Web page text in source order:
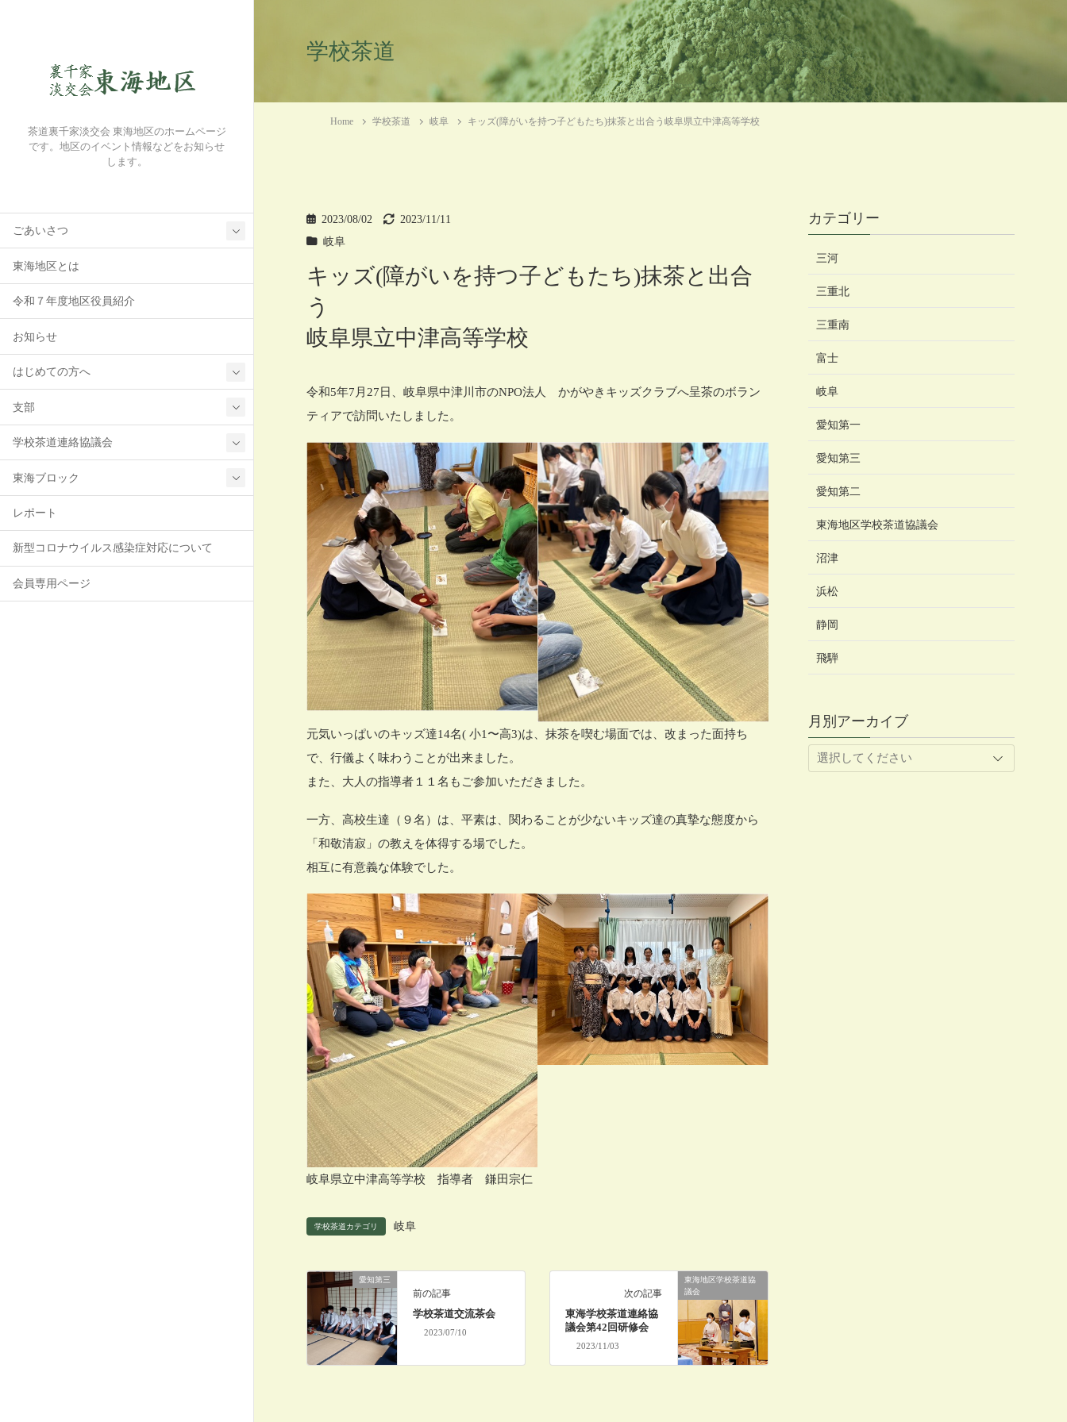
茶道裏千家淡交会 東海地区のホームページ
です。地区のイベント情報などをお知らせ
します。
ごあいさつ
東海地区とは
令和７年度地区役員紹介
お知らせ
はじめての方へ
支部
学校茶道連絡協議会
東海ブロック
レポート
新型コロナウイルス感染症対応について
会員専用ページ
学校茶道
Home 学校茶道 岐阜 キッズ(障がいを持つ子どもたち)抹茶と出合う岐阜県立中津高等学校
2023/08/02
2023/11/11
岐阜
キッズ(障がいを持つ子どもたち)抹茶と出合
う
岐阜県立中津高等学校
令和5年7月27日、岐阜県中津川市のNPO法人 かがやきキッズクラブへ呈茶のボラン
ティアで訪問いたしました。
元気いっぱいのキッズ達14名( 小1〜高3)は、抹茶を喫む場面では、改まった面持ち
で、行儀よく味わうことが出来ました。
また、大人の指導者１１名もご参加いただきました。
一方、高校生達（９名）は、平素は、関わることが少ないキッズ達の真摯な態度から
「和敬清寂」の教えを体得する場でした。
相互に有意義な体験でした。
岐阜県立中津高等学校 指導者 鎌田宗仁
学校茶道カテゴリ 岐阜
愛知第三
前の記事
学校茶道交流茶会
2023/07/10
東海地区学校茶道協
議会
次の記事
東海学校茶道連絡協
議会第42回研修会
2023/11/03
カテゴリー
三河
三重北
三重南
富士
岐阜
愛知第一
愛知第三
愛知第二
東海地区学校茶道協議会
沼津
浜松
静岡
飛騨
月別アーカイブ